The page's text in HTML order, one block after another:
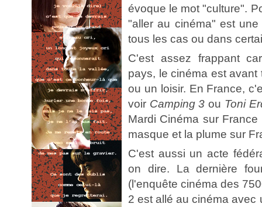
évoque le mot "culture".
"aller au cinéma" est
tous les cas ou dans
C'est assez frappant
pays, le cinéma est
ou un loisir. En France,
voir Camping 3 ou Toni
Mardi Cinéma sur
masque et la plume sur
C'est aussi un acte
on dire. La dernière
(l'enquête cinéma des
2 est allé au cinéma avec